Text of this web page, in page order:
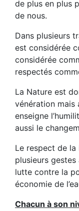
de plus en plus
de nous.
Dans plusieurs
est considérée
considérée
respectés
La Nature est
vénération mais
enseigne
aussi le
Le respect de
plusieurs
lutte contre la
économie de
Chacun à son